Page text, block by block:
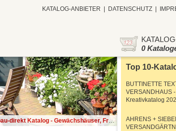
KATALOG-ANBIETER DATENSCHUTZ
0
Katalog - Gewächshäuser, Frühbeete & Zubehör Online-Katalog
Top 10-
BUTTINETTE
VERSANDHAUS
Kreativkatalog
AHRENS +